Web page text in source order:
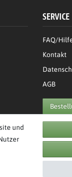
SERVICE
FAQ/
Kontakt
AGB
und